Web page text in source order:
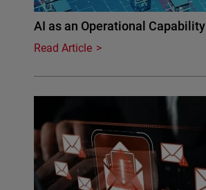
AI as an Operational Capability
Read Article